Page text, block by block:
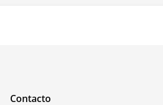
Contacto